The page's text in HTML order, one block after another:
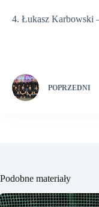
4. Łukasz Karbowski
POPRZEDNI
Podobne materiały